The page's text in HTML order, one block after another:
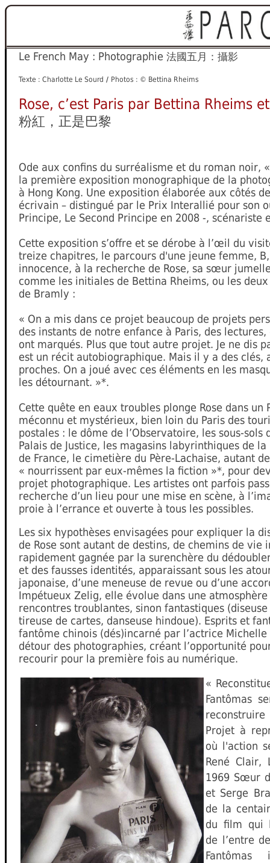
Le French May : Photographie 法國五月：攝影
Texte : Charlotte Le Sourd / Photos : © Bettina Rheims
Rose, c’est Paris par Bettina Rheims
粉紅，正是巴黎
Ode aux confins du surréalisme et du roman noir, «
la première exposition monographique de la
à Hong Kong. Une exposition élaborée aux côtés
écrivain – distingué par le Prix Interallié pour son
Principe, Le Second Principe en 2008 -, scénariste
Cette exposition s’offre et se dérobe à l’œil du
treize chapitres, le parcours d'une jeune femme,
innocence, à la recherche de Rose, sa sœur
comme les initiales de Bettina Rheims, ou les
de Bramly :
« On a mis dans ce projet beaucoup de projets
des instants de notre enfance à Paris, des
ont marqués. Plus que tout autre projet. Je ne dis
est un récit autobiographique. Mais il y a des clés,
proches. On a joué avec ces éléments en les
les détournant. »*.
Cette quête en eaux troubles plonge Rose dans un
méconnu et mystérieux, bien loin du Paris des
postales : le dôme de l’Observatoire, les sous-sols
Palais de Justice, les magasins labyrinthiques de
de France, le cimetière du Père-Lachaise, autant
« nourrissent par eux-mêmes la fiction »*, pour
projet photographique. Les artistes ont parfois
recherche d’un lieu pour une mise en scène, à
proie à l’errance et ouverte à tous les possibles.
Les six hypothèses envisagées pour expliquer la
de Rose sont autant de destins, de chemins de vie
rapidement gagnée par la surenchère du
et des fausses identités, apparaissant sous les
japonaise, d’une meneuse de revue ou d’une
Impétueux Zelig, elle évolue dans une
rencontres troublantes, sinon fantastiques
tireuse de cartes, danseuse hindoue). Esprits et
fantôme chinois (dés)incarné par l’actrice Michelle
détour des photographies, créant l’opportunité
recourir pour la première fois au numérique.
«
Fantômas
Projet à
où l'action
René Clair,
1969 Sœur
et Serge
de la
du film qui
de l’entre